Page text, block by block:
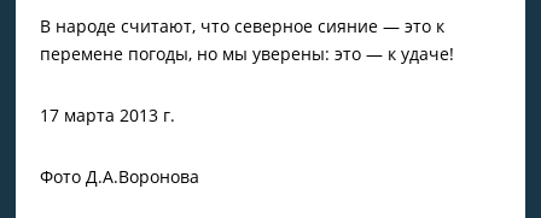
В народе считают, что северное сияние — это к
перемене погоды, но мы уверены: это — к удаче!
17 марта 2013 г.
Фото Д.А.Воронова